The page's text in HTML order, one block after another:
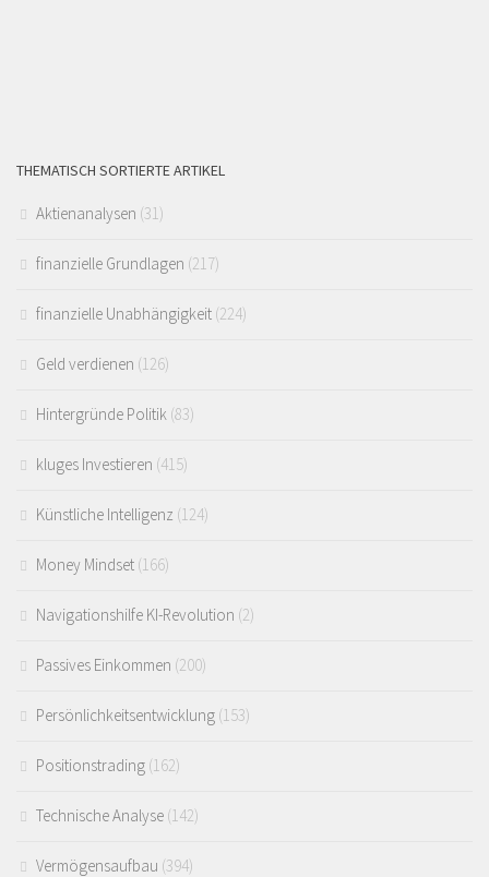
THEMATISCH SORTIERTE ARTIKEL
Aktienanalysen (31)
finanzielle Grundlagen (217)
finanzielle Unabhängigkeit (224)
Geld verdienen (126)
Hintergründe Politik (83)
kluges Investieren (415)
Künstliche Intelligenz (124)
Money Mindset (166)
Navigationshilfe KI-Revolution (2)
Passives Einkommen (200)
Persönlichkeitsentwicklung (153)
Positionstrading (162)
Technische Analyse (142)
Vermögensaufbau (394)